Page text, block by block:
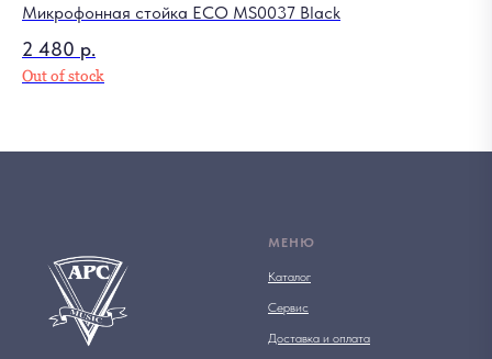
Микрофонная стойка ECO MS0037 Black
2 480 р.
Out of stock
МЕНЮ
Каталог
Сервис
Доставка и оплата